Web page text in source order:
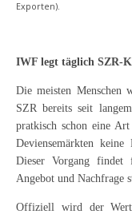
Exporten).
IWF legt täglich SZR-
Die meisten Menschen
SZR bereits seit
pratkisch schon eine
Deviensemärkten
Dieser Vorgang
Angebot und Nachfrage
Offiziell wird der